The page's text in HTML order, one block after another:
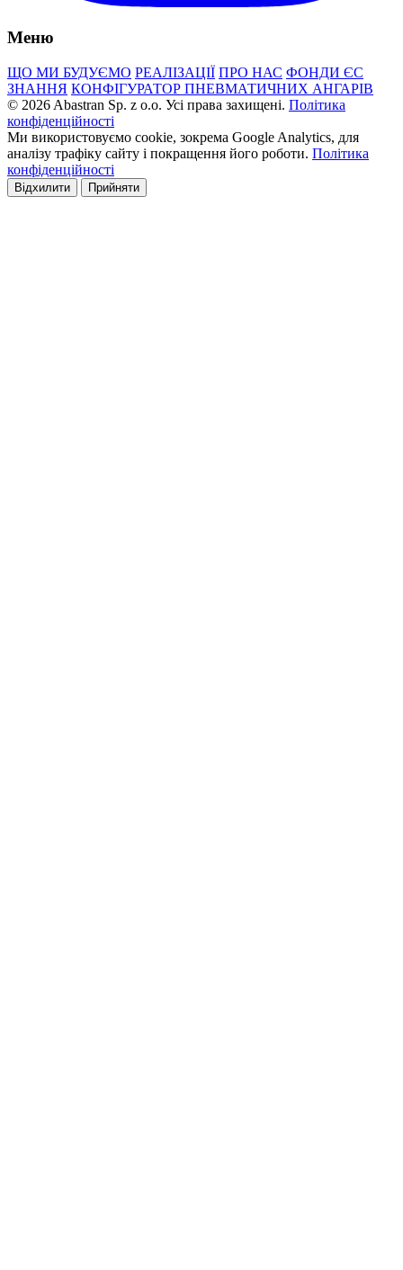
Меню
ЩО МИ БУДУЄМО РЕАЛІЗАЦІЇ ПРО НАС ФОНДИ ЄС
ЗНАННЯ КОНФІГУРАТОР ПНЕВМАТИЧНИХ АНГАРІВ
© 2026 Abastran Sp. z o.o. Усі права захищені. Політика
конфіденційності
Ми використовуємо cookie, зокрема Google Analytics, для
аналізу трафіку сайту і покращення його роботи. Політика
конфіденційності
Відхилити Прийняти